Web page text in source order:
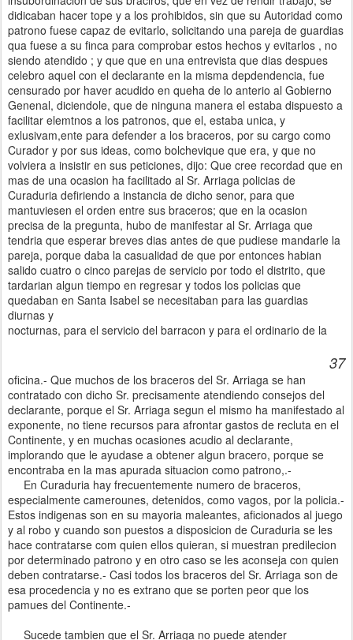
didicaban hacer tope y a los prohibidos, sin que su Autoridad como
patrono fuese capaz de evitarlo, solicitando una pareja de guardias
qua fuese a su finca para comprobar estos hechos y evitarlos , no
siendo atendido ; y que que en una entrevista que dias despues
celebro aquel con el declarante en la misma depdendencia, fue
censurado por haver acudido en queha de lo anterio al Gobierno
Genenal, diciendole, que de ninguna manera el estaba dispuesto a
facilitar elemtnos a los patronos, que el, estaba unica, y
exlusivam,ente para defender a los braceros, por su cargo como
Curador y por sus ideas, como bolchevique que era, y que no
volviera a insistir en sus peticiones, dijo: Que cree recordad que en
mas de una ocasion ha facilitado al Sr. Arriaga policias de
Curaduria defiriendo a instancia de dicho senor, para que
mantuviesen el orden entre sus braceros; que en la ocasion
precisa de la pregunta, hubo de manifestar al Sr. Arriaga que
tendria que esperar breves dias antes de que pudiese mandarle la
pareja, porque daba la casualidad de que por entonces habian
salido cuatro o cinco parejas de servicio por todo el distrito, que
tardarian algun tiempo en regresar y todos los policias que
quedaban en Santa Isabel se necesitaban para las guardias
diurnas y
nocturnas, para el servicio del barracon y para el ordinario de la
37
oficina.- Que muchos de los braceros del Sr. Arriaga se han
contratado con dicho Sr. precisamente atendiendo consejos del
declarante, porque el Sr. Arriaga segun el mismo ha manifestado al
exponente, no tiene recursos para afrontar gastos de recluta en el
Continente, y en muchas ocasiones acudio al declarante,
implorando que le ayudase a obtener algun bracero, porque se
encontraba en la mas apurada situacion como patrono,.-
En Curaduria hay frecuentemente numero de braceros,
especialmente camerounes, detenidos, como vagos, por la policia.-
Estos indigenas son en su mayoria maleantes, aficionados al juego
y al robo y cuando son puestos a disposicion de Curaduria se les
hace contratarse com quien ellos quieran, si muestran predilecion
por determinado patrono y en otro caso se les aconseja con quien
deben contratarse.- Casi todos los braceros del Sr. Arriaga son de
esa procedencia y no es extrano que se porten peor que los
pamues del Continente.-
Sucede tambien que el Sr. Arriaga no puede atender